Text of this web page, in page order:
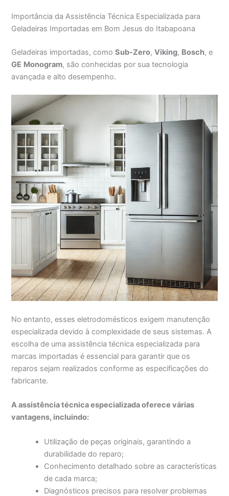
Importância da Assistência Técnica Especializada para
Geladeiras Importadas em Bom Jesus do Itabapoana
Geladeiras importadas, comoSub-Zero,Viking, Bosch, e
GE Monogram, são conhecidas por sua tecnologia
avançada e alto desempenho.
No entanto, esses eletrodomésticos exigem manutenção
especializada devido à complexidade de seus sistemas. A
escolha de uma assistência técnica especializada para
marcas importadas é essencial para garantir que os
reparos sejam realizados conforme as especificações do
fabricante.
A assistência técnica especializada oferece várias
vantagens, incluindo:
Utilização de peças originais, garantindo a
durabilidade do reparo;
Conhecimento detalhado sobre as características
de cada marca;
Diagnósticos precisos para resolver problemas